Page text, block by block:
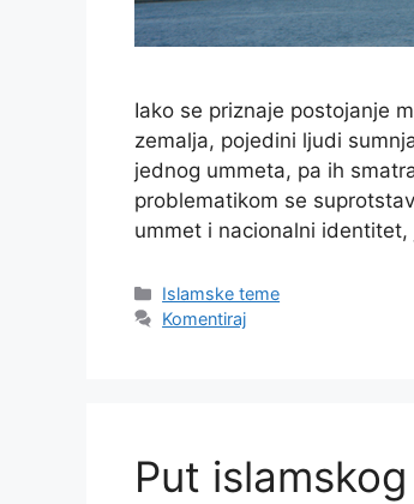
Iako se priznaje postojanje
zemalja, pojedini ljudi
jednog ummeta, pa ih
problematikom se
ummet i nacionalni
Kategorije
Islamske teme
Komentiraj
Put